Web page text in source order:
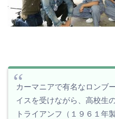
カーマニアで有名なロンブ
イスを受けながら、高校生
トライアンフ（１９６１年